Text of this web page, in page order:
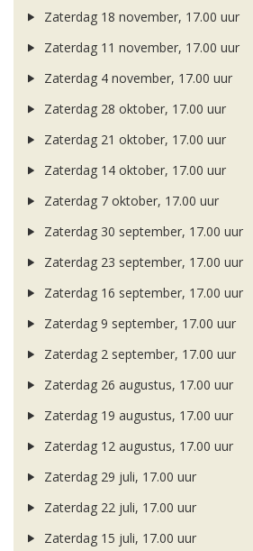
Zaterdag 18 november, 17.00 uur
Zaterdag 11 november, 17.00 uur
Zaterdag 4 november, 17.00 uur
Zaterdag 28 oktober, 17.00 uur
Zaterdag 21 oktober, 17.00 uur
Zaterdag 14 oktober, 17.00 uur
Zaterdag 7 oktober, 17.00 uur
Zaterdag 30 september, 17.00 uur
Zaterdag 23 september, 17.00 uur
Zaterdag 16 september, 17.00 uur
Zaterdag 9 september, 17.00 uur
Zaterdag 2 september, 17.00 uur
Zaterdag 26 augustus, 17.00 uur
Zaterdag 19 augustus, 17.00 uur
Zaterdag 12 augustus, 17.00 uur
Zaterdag 29 juli, 17.00 uur
Zaterdag 22 juli, 17.00 uur
Zaterdag 15 juli, 17.00 uur